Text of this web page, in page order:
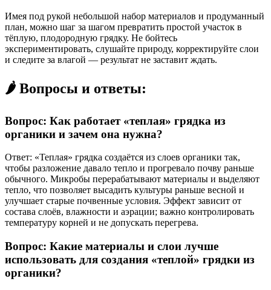
Имея под рукой небольшой набор материалов и продуманный
план, можно шаг за шагом превратить простой участок в
тёплую, плодородную грядку. Не бойтесь
экспериментировать, слушайте природу, корректируйте слои
и следите за влагой — результат не заставит ждать.
🌶️ Вопросы и ответы:
Вопрос: Как работает «теплая» грядка из
органики и зачем она нужна?
Ответ: «Теплая» грядка создаётся из слоев органики так,
чтобы разложение давало тепло и прогревало почву раньше
обычного. Микробы перерабатывают материалы и выделяют
тепло, что позволяет высадить культуры раньше весной и
улучшает старые почвенные условия. Эффект зависит от
состава слоёв, влажности и аэрации; важно контролировать
температуру корней и не допускать перегрева.
Вопрос: Какие материалы и слои лучше
использовать для создания «теплой» грядки из
органики?